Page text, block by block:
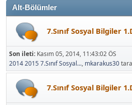
Alt-Bölümler
7.Sınıf Sosyal Bilgiler
Son ileti: Kasım 05, 2014, 11:43:02 ÖS
2014 2015 7.Sınıf Sosyal..., mkarakus30
7.Sınıf Sosyal Bilgiler